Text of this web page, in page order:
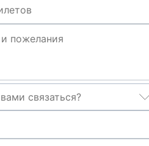
связаться?